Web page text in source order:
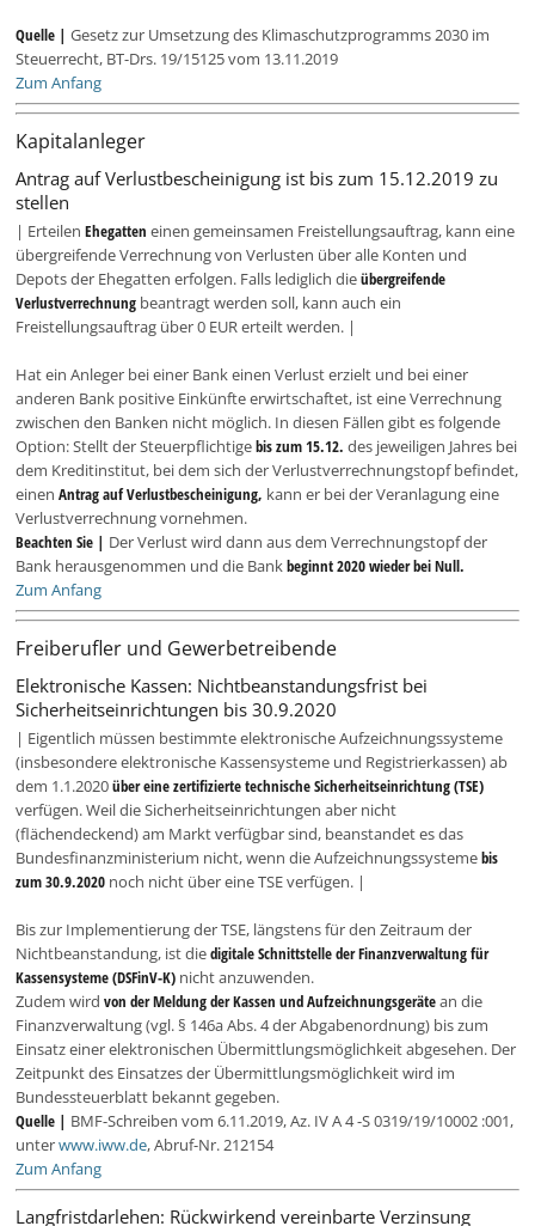
Quelle | Gesetz zur Umsetzung des Klimaschutzprogramms 2030 im
Steuerrecht, BT-Drs. 19/15125 vom 13.11.2019
Zum Anfang
Kapitalanleger
Antrag auf Verlustbescheinigung ist bis zum 15.12.2019 zu
stellen
| ErteilenEhegatten einen gemeinsamen Freistellungsauftrag, kann eine
übergreifende Verrechnung von Verlusten über alle Konten und
Depots der Ehegatten erfolgen. Falls lediglich dieübergreifende
Verlustverrechnung beantragt werden soll, kann auch ein
Freistellungsauftrag über 0 EUR erteilt werden. |
Hat ein Anleger bei einer Bank einen Verlust erzielt und bei einer
anderen Bank positive Einkünfte erwirtschaftet, ist eine Verrechnung
zwischen den Banken nicht möglich. In diesen Fällen gibt es folgende
Option: Stellt der Steuerpflichtigebis zum 15.12. des jeweiligen Jahres bei
dem Kreditinstitut, bei dem sich der Verlustverrechnungstopf befindet,
einenAntrag auf Verlustbescheinigung, kann er bei der Veranlagung eine
Verlustverrechnung vornehmen.
Beachten Sie | Der Verlust wird dann aus dem Verrechnungstopf der
Bank herausgenommen und die Bankbeginnt 2020 wieder bei Null.
Zum Anfang
Freiberufler und Gewerbetreibende
Elektronische Kassen: Nichtbeanstandungsfrist bei
Sicherheitseinrichtungen bis 30.9.2020
| Eigentlich müssen bestimmte elektronische Aufzeichnungssysteme
(insbesondere elektronische Kassensysteme und Registrierkassen) ab
dem 1.1.2020über eine zertifizierte technische Sicherheitseinrichtung (TSE)
verfügen. Weil die Sicherheitseinrichtungen aber nicht
(flächendeckend) am Markt verfügbar sind, beanstandet es das
Bundesfinanzministerium nicht, wenn die Aufzeichnungssystemebis
zum 30.9.2020 noch nicht über eine TSE verfügen. |
Bis zur Implementierung der TSE, längstens für den Zeitraum der
Nichtbeanstandung, ist diedigitale Schnittstelle der Finanzverwaltung für
Kassensysteme (DSFinV-K) nicht anzuwenden.
Zudem wirdvon der Meldung der Kassen und Aufzeichnungsgerätean die
Finanzverwaltung (vgl. § 146a Abs. 4 der Abgabenordnung) bis zum
Einsatz einer elektronischen Übermittlungsmöglichkeit abgesehen. Der
Zeitpunkt des Einsatzes der Übermittlungsmöglichkeit wird im
Bundessteuerblatt bekannt gegeben.
Quelle | BMF-Schreiben vom 6.11.2019, Az. IV A 4 -S 0319/19/10002 :001,
unterwww.iww.de, Abruf-Nr. 212154
Zum Anfang
Langfristdarlehen: Rückwirkend vereinbarte Verzinsung